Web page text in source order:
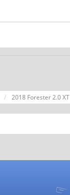
2018 Forester 2.0 XT